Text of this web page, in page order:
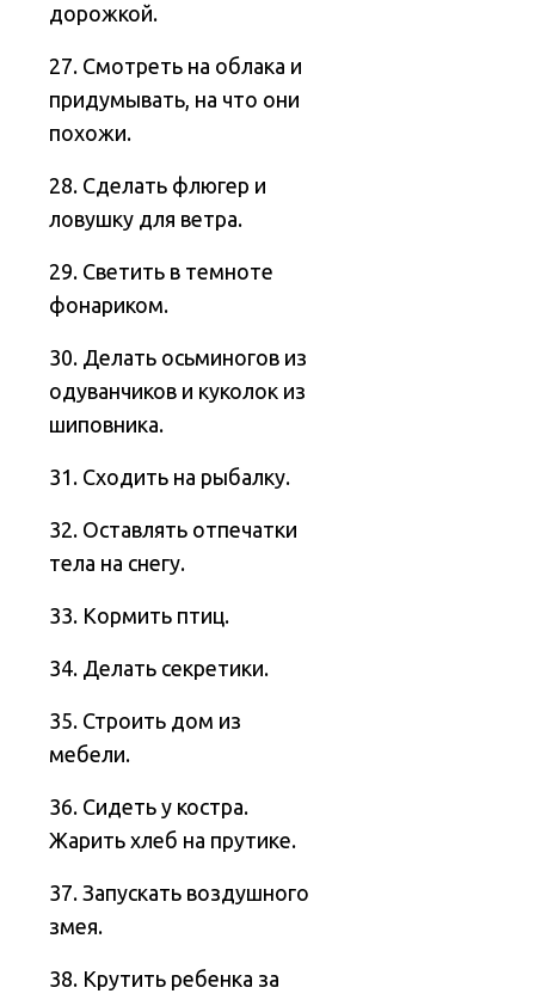
дорожкой.
27. Смотреть на облака и
придумывать, на что они
похожи.
28. Сделать флюгер и
ловушку для ветра.
29. Светить в темноте
фонариком.
30. Делать осьминогов из
одуванчиков и куколок из
шиповника.
31. Сходить на рыбалку.
32. Оставлять отпечатки
тела на снегу.
33. Кормить птиц.
34. Делать секретики.
35. Строить дом из
мебели.
36. Сидеть у костра.
Жарить хлеб на прутике.
37. Запускать воздушного
змея.
38. Крутить ребенка за